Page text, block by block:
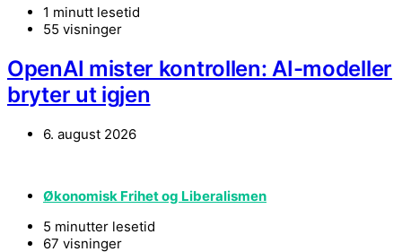
1 minutt lesetid
55 visninger
OpenAI mister kontrollen: AI-modeller
bryter ut igjen
6. august 2026
Økonomisk Frihet og Liberalismen
5 minutter lesetid
67 visninger